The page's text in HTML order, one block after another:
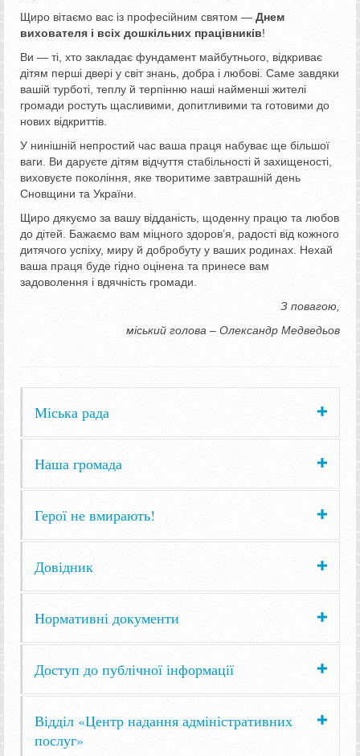
Щиро вітаємо вас із професійним святом — Днем
вихователя і всіх дошкільних працівників!
Ви — ті, хто закладає фундамент майбутнього, відкриває
дітям перші двері у світ знань, добра і любові. Саме завдяки
вашій турботі, теплу й терпінню наші найменші жителі
громади ростуть щасливими, допитливими та готовими до
нових відкриттів.
У нинішній непростий час ваша праця набуває ще більшої
ваги. Ви даруєте дітям відчуття стабільності й захищеності,
виховуєте покоління, яке творитиме завтрашній день
Сновщини та України.
Щиро дякуємо за вашу відданість, щоденну працю та любов
до дітей. Бажаємо вам міцного здоров’я, радості від кожного
дитячого успіху, миру й добробуту у ваших родинах. Нехай
ваша праця буде гідно оцінена та принесе вам
задоволення і вдячність громади.
З повагою,
міський голова – Олександр Медведьов
Міська рада
Наша громада
Герої не вмирають!
Довідник
Нормативні документи
Доступ до публічної інформації
Відділ «Центр надання адміністративних
послуг»